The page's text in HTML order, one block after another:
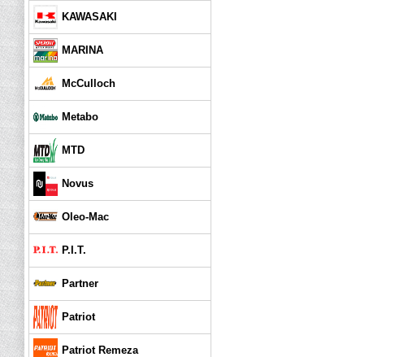
KAWASAKI
MARINA
McCulloch
Metabo
MTD
Novus
Oleo-Mac
P.I.T.
Partner
Patriot
Patriot Remeza